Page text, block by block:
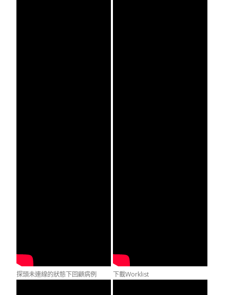
探頭未連線的狀態下回顧病例 下載Worklist